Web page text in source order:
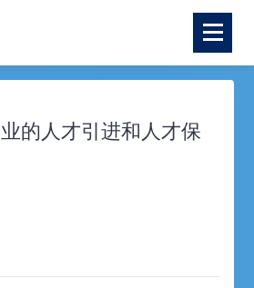
的人才引进和人才保